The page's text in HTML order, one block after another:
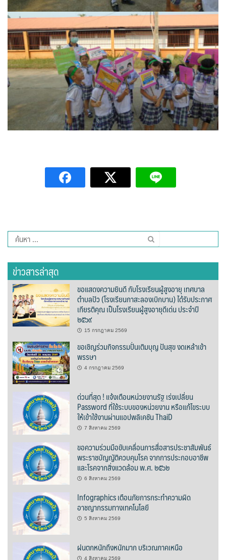
4D Coffee
Amante Baristro Hotel & Cafe’ @Pua
Café Amazon ปตท.สาขาปัว
Cafe’ De Pua
Cocoa Valley Cafe
Go high ‘o
Longchim cafe
Shanti Café
Slow na café
TUN Café
กาแฟขวัญปวินท์
ชมตะวัน
ชาคูมะ สาขาหน้าโรงเรียนปัว
ติ้งลิ้งคาเฟ่
นานาคาเฟ่
บิ๊กเบลล์เบเกอรี่
ผามกาแฟ By นาเขาเราน่าน
วินด์มิลล์ คาเฟ่
หวานละมุนคาเฟ่
ฮ่อมดอยคอฟฟี่ @ ปัว
ค้นหา
สำหรับ:
ข่าวสารล่าสุด
ขอแสดงความยินดี กับโรงเรียนผู้สูงอายุ เทศบาล
ตำบลปัว (โรงเรียนกาสะลองเบิกบาน) ได้รับประกาศ
เกียรติคุณ เป็นโรงเรียนผู้สูงอายุดีเด่น ประจำปี
๒๕๖๙
15 กรกฎาคม 2569
ขอเชิญร่วมกิจกรรมปั่นเติมบุญ ปันสุข งดเหล้าเข้า
พรรษา
4 กรกฎาคม 2569
ด่วนที่สุด ! แจ้งเตือนหน่วยงานรัฐ เร่งเปลี่ยน
Password ที่ใช้ระบบของหน่วยงาน หรือแก้ไขระบบ
ให้เข้าใช้งานผ่านแอปพลิเคชัน ThaiD
7 สิงหาคม 2569
ขอความร่วมมือขับเคลื่อนการสื่อสารประชาสัมพันธ์
พระราชบัญญัติควบคุมโรค จากการประกอบอาชีพ
และโรคจากสิ่งแวดล้อม พ.ศ. ๒๕๖๒
6 สิงหาคม 2569
Infographics เตือนภัยการกระทำความผิด
อาชญากรรมทางเทคโนโลยี
5 สิงหาคม 2569
ฝนตกหนักถึงหนักมาก บริเวณภาคเหนือ
4 สิงหาคม 2569